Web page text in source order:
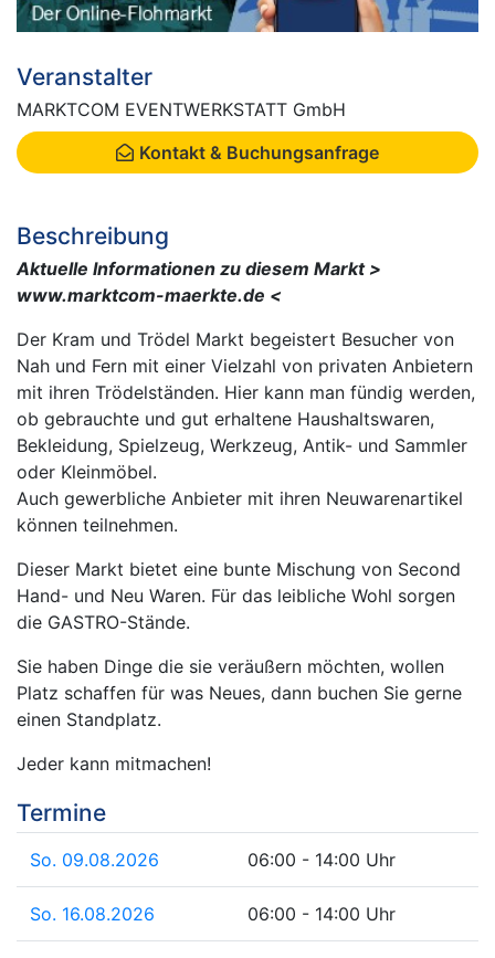
Veranstalter
MARKTCOM EVENTWERKSTATT GmbH
Kontakt & Buchungsanfrage
Beschreibung
Aktuelle Informationen zu diesem Markt >
www.marktcom-maerkte.de <
Der Kram und Trödel Markt begeistert Besucher von
Nah und Fern mit einer Vielzahl von privaten Anbietern
mit ihren Trödelständen. Hier kann man fündig werden,
ob gebrauchte und gut erhaltene Haushaltswaren,
Bekleidung, Spielzeug, Werkzeug, Antik- und Sammler
oder Kleinmöbel.
Auch gewerbliche Anbieter mit ihren Neuwarenartikel
können teilnehmen.
Dieser Markt bietet eine bunte Mischung von Second
Hand- und Neu Waren. Für das leibliche Wohl sorgen
die GASTRO-Stände.
Sie haben Dinge die sie veräußern möchten, wollen
Platz schaffen für was Neues, dann buchen Sie gerne
einen Standplatz.
Jeder kann mitmachen!
Termine
So. 09.08.2026 06:00 - 14:00 Uhr
So. 16.08.2026 06:00 - 14:00 Uhr